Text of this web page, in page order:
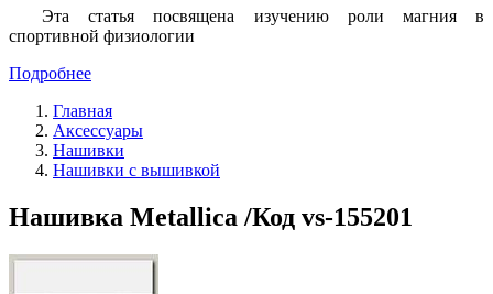
Эта статья посвящена изучению роли магния в
спортивной физиологии
Подробнее
Главная
Аксессуары
Нашивки
Нашивки с вышивкой
Нашивка Metallica /Код vs-155201